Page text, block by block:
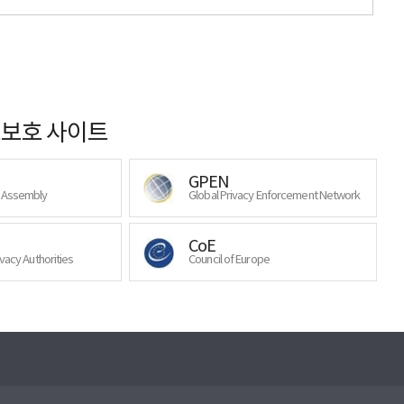
호 사이트
GPEN
Global Privacy Enforcement Network
Authorities
CoE
Council of Europe